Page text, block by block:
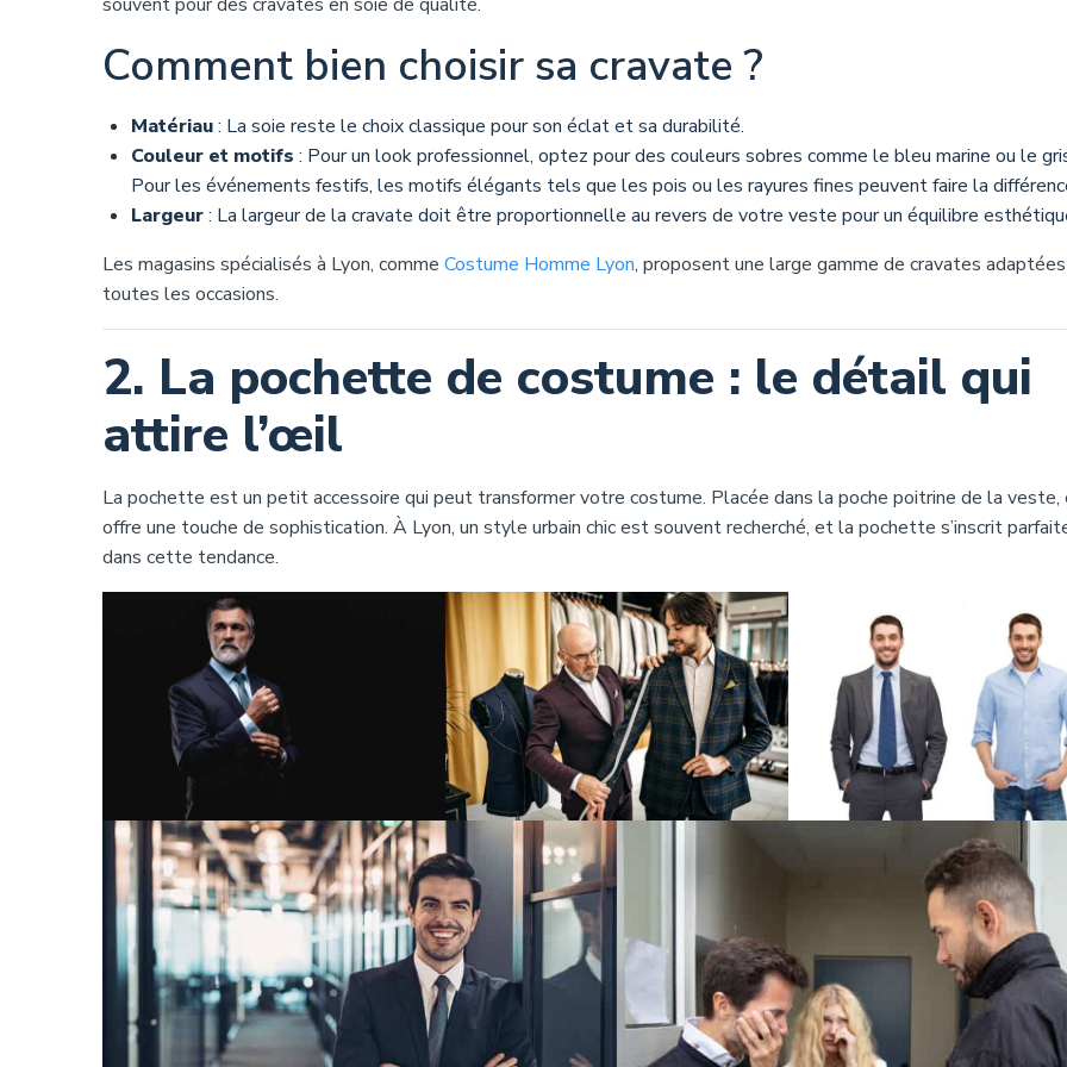
Comment bien choisir sa cravate ?
Matériau: La soie reste le choix classique pour son éclat et sa durabilité.
Couleur et motifs : Pour un look professionnel, optez pour des couleurs sobres comme le bleu marine ou le
Pour les événements festifs, les motifs élégants tels que les pois ou les rayures fines peuvent faire la
Largeur: La largeur de la cravate doit être proportionnelle au revers de votre veste pour un équilibre
Les magasins spécialisés à Lyon, comme Costume Homme Lyon, proposent une large gamme de cravates
toutes les occasions.
2. La pochette de costume : le détail qui
attire l’œil
La pochette est un petit accessoire qui peut transformer votre costume. Placée dans la poche poitrine de la veste,
offre une touche de sophistication. À Lyon, un style urbain chic est souvent recherché, et la pochette s’inscrit
dans cette tendance.